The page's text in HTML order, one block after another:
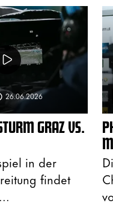
GRAZ VS.
in der
findet
26.06.2026